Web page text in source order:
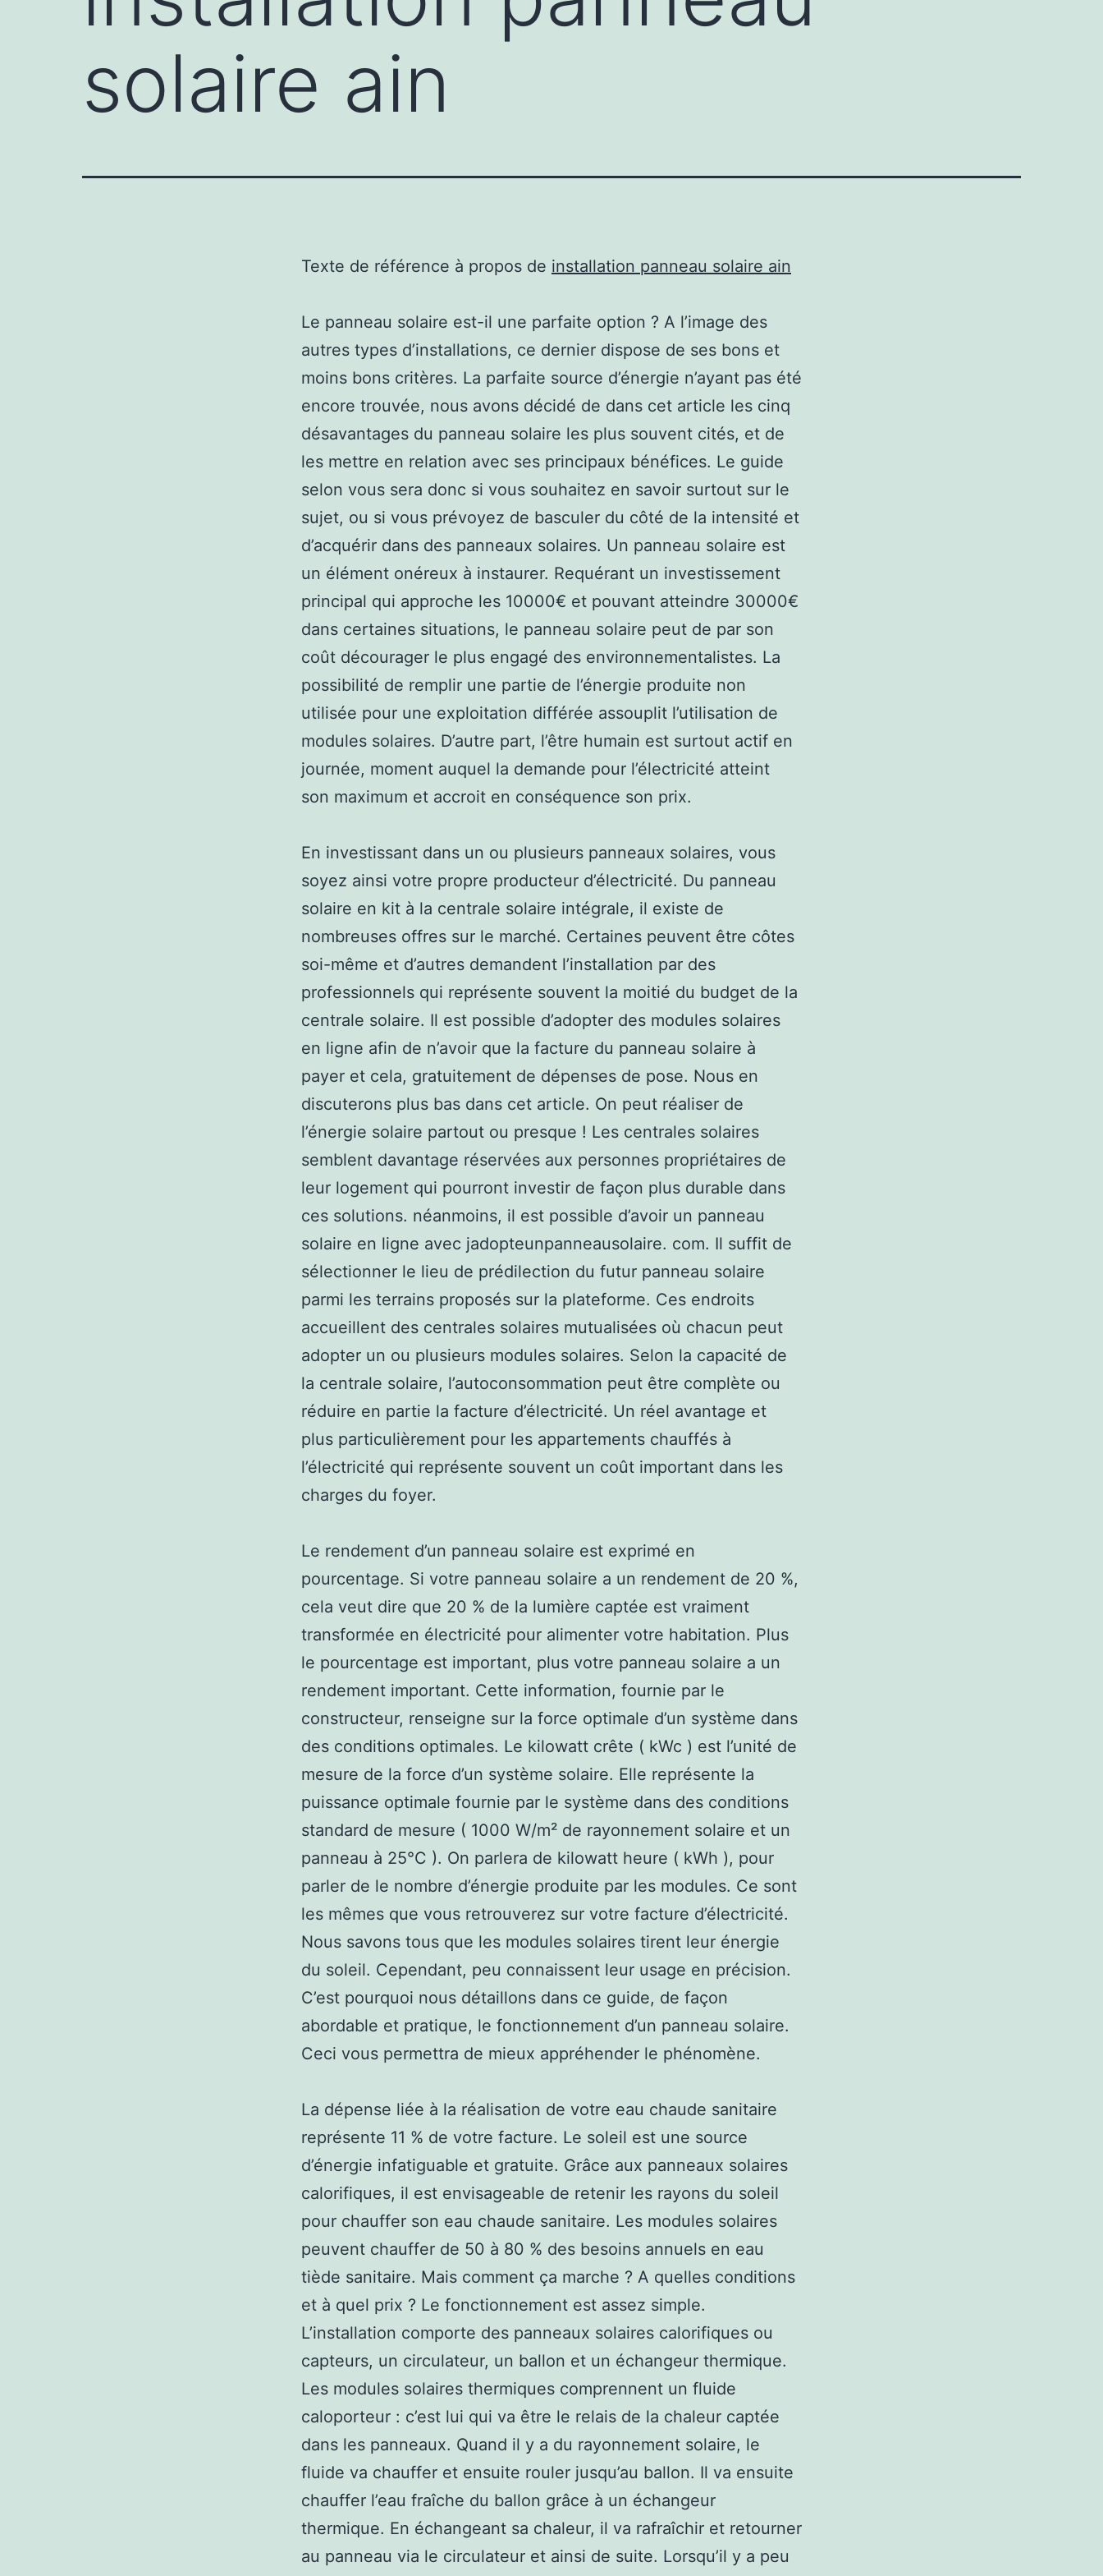
solaire ain
Texte de référence à propos de installation panneau solaire ain
Le panneau solaire est-il une parfaite option ? A l’image des
autres types d’installations, ce dernier dispose de ses bons et
moins bons critères. La parfaite source d’énergie n’ayant pas été
encore trouvée, nous avons décidé de dans cet article les cinq
désavantages du panneau solaire les plus souvent cités, et de
les mettre en relation avec ses principaux bénéfices. Le guide
selon vous sera donc si vous souhaitez en savoir surtout sur le
sujet, ou si vous prévoyez de basculer du côté de la intensité et
d’acquérir dans des panneaux solaires. Un panneau solaire est
un élément onéreux à instaurer. Requérant un investissement
principal qui approche les 10000€ et pouvant atteindre 30000€
dans certaines situations, le panneau solaire peut de par son
coût décourager le plus engagé des environnementalistes. La
possibilité de remplir une partie de l’énergie produite non
utilisée pour une exploitation différée assouplit l’utilisation de
modules solaires. D’autre part, l’être humain est surtout actif en
journée, moment auquel la demande pour l’électricité atteint
son maximum et accroit en conséquence son prix.
En investissant dans un ou plusieurs panneaux solaires, vous
soyez ainsi votre propre producteur d’électricité. Du panneau
solaire en kit à la centrale solaire intégrale, il existe de
nombreuses offres sur le marché. Certaines peuvent être côtes
soi-même et d’autres demandent l’installation par des
professionnels qui représente souvent la moitié du budget de la
centrale solaire. Il est possible d’adopter des modules solaires
en ligne afin de n’avoir que la facture du panneau solaire à
payer et cela, gratuitement de dépenses de pose. Nous en
discuterons plus bas dans cet article. On peut réaliser de
l’énergie solaire partout ou presque ! Les centrales solaires
semblent davantage réservées aux personnes propriétaires de
leur logement qui pourront investir de façon plus durable dans
ces solutions. néanmoins, il est possible d’avoir un panneau
solaire en ligne avec jadopteunpanneausolaire. com. Il suffit de
sélectionner le lieu de prédilection du futur panneau solaire
parmi les terrains proposés sur la plateforme. Ces endroits
accueillent des centrales solaires mutualisées où chacun peut
adopter un ou plusieurs modules solaires. Selon la capacité de
la centrale solaire, l’autoconsommation peut être complète ou
réduire en partie la facture d’électricité. Un réel avantage et
plus particulièrement pour les appartements chauffés à
l’électricité qui représente souvent un coût important dans les
charges du foyer.
Le rendement d’un panneau solaire est exprimé en
pourcentage. Si votre panneau solaire a un rendement de 20 %,
cela veut dire que 20 % de la lumière captée est vraiment
transformée en électricité pour alimenter votre habitation. Plus
le pourcentage est important, plus votre panneau solaire a un
rendement important. Cette information, fournie par le
constructeur, renseigne sur la force optimale d’un système dans
des conditions optimales. Le kilowatt crête ( kWc ) est l’unité de
mesure de la force d’un système solaire. Elle représente la
puissance optimale fournie par le système dans des conditions
standard de mesure ( 1000 W/m² de rayonnement solaire et un
panneau à 25°C ). On parlera de kilowatt heure ( kWh ), pour
parler de le nombre d’énergie produite par les modules. Ce sont
les mêmes que vous retrouverez sur votre facture d’électricité.
Nous savons tous que les modules solaires tirent leur énergie
du soleil. Cependant, peu connaissent leur usage en précision.
C’est pourquoi nous détaillons dans ce guide, de façon
abordable et pratique, le fonctionnement d’un panneau solaire.
Ceci vous permettra de mieux appréhender le phénomène.
La dépense liée à la réalisation de votre eau chaude sanitaire
représente 11 % de votre facture. Le soleil est une source
d’énergie infatiguable et gratuite. Grâce aux panneaux solaires
calorifiques, il est envisageable de retenir les rayons du soleil
pour chauffer son eau chaude sanitaire. Les modules solaires
peuvent chauffer de 50 à 80 % des besoins annuels en eau
tiède sanitaire. Mais comment ça marche ? A quelles conditions
et à quel prix ? Le fonctionnement est assez simple.
L’installation comporte des panneaux solaires calorifiques ou
capteurs, un circulateur, un ballon et un échangeur thermique.
Les modules solaires thermiques comprennent un fluide
caloporteur : c’est lui qui va être le relais de la chaleur captée
dans les panneaux. Quand il y a du rayonnement solaire, le
fluide va chauffer et ensuite rouler jusqu’au ballon. Il va ensuite
chauffer l’eau fraîche du ballon grâce à un échangeur
thermique. En échangeant sa chaleur, il va rafraîchir et retourner
au panneau via le circulateur et ainsi de suite. Lorsqu’il y a peu